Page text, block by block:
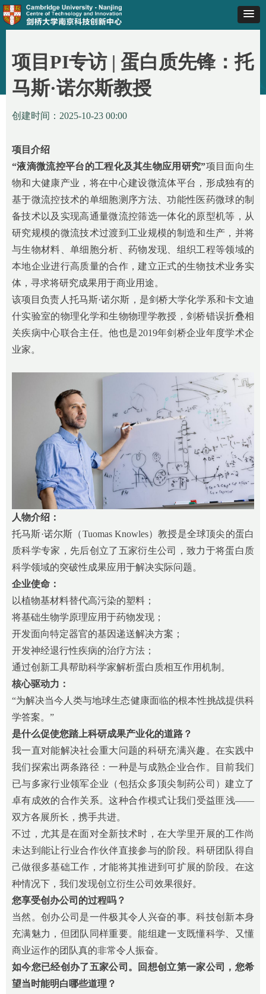
首页 ꄲ 项目PI专访 | 蛋白质先锋：托马斯·诺尔斯教授
创建时间： 2025-10-23 00:00
项目PI专访 | 蛋白质先锋：托
马斯·诺尔斯教授
项目介绍
“液滴微流控平台的工程化及其生物应用研究”项目面向生
物和大健康产业，将在中心建设微流体平台，形成独有的
基于微流控技术的单细胞测序方法、功能性医药微球的制
备技术以及实现高通量微流控筛选一体化的原型机等，从
研究规模的微流技术过渡到工业规模的制造和生产，并将
与生物材料、单细胞分析、药物发现、组织工程等领域的
本地企业进行高质量的合作，建立正式的生物技术业务实
体，寻求将研究成果用于商业用途。
该项目负责人托马斯·诺尔斯，是剑桥大学化学系和卡文迪
什实验室的物理化学和生物物理学教授，剑桥错误折叠相
关疾病中心联合主任。他也是2019年剑桥企业年度学术企
业家。
人物介绍：
托马斯·诺尔斯（Tuomas Knowles）教授是全球顶尖的蛋白
质科学专家，先后创立了五家衍生公司，致力于将蛋白质
科学领域的突破性成果应用于解决实际问题。
企业使命：
以植物基材料替代高污染的塑料；
将基础生物学原理应用于药物发现；
开发面向特定器官的基因递送解决方案；
开发神经退行性疾病的治疗方法；
通过创新工具帮助科学家解析蛋白质相互作用机制。
核心驱动力：
“为解决当今人类与地球生态健康面临的根本性挑战提供科
学答案。”
是什么促使您踏上科研成果产业化的道路？
我一直对能解决社会重大问题的科研充满兴趣。在实践中
我们探索出两条路径：一种是与成熟企业合作。目前我们
已与多家行业领军企业（包括众多顶尖制药公司）建立了
卓有成效的合作关系。这种合作模式让我们受益匪浅——
双方各展所长，携手共进。
不过，尤其是在面对全新技术时，在大学里开展的工作尚
未达到能让行业合作伙伴直接参与的阶段。科研团队得自
己做很多基础工作，才能将其推进到可扩展的阶段。在这
种情况下，我们发现创立衍生公司效果很好。
您享受创办公司的过程吗？
当然。创办公司是一件极其令人兴奋的事。科技创新本身
充满魅力，但团队同样重要。能组建一支既懂科学、又懂
商业运作的团队真的非常令人振奋。
如今您已经创办了五家公司。回想创立第一家公司，您希
望当时能明白哪些道理？